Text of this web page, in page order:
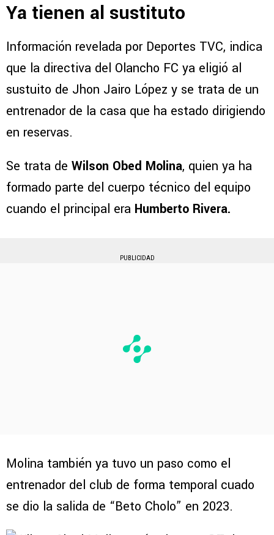
Ya tienen al sustituto
Información revelada por Deportes TVC, indica
que la directiva del Olancho FC ya eligió al
sustuito de Jhon Jairo López y se trata de un
entrenador de la casa que ha estado dirigiendo
en reservas.
Se trata de Wilson Obed Molina, quien ya ha
formado parte del cuerpo técnico del equipo
cuando el principal era Humberto Rivera.
PUBLICIDAD
Molina también ya tuvo un paso como el
entrenador del club de forma temporal cuado
se dio la salida de “Beto Cholo” en 2023.